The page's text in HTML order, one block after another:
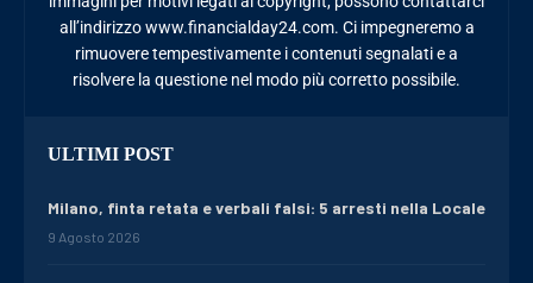
all’indirizzo www.financialday24.com. Ci impegneremo a
rimuovere tempestivamente i contenuti segnalati e a
risolvere la questione nel modo più corretto possibile.
ULTIMI POST
Milano, finta retata e verbali falsi: 5 arresti nella Locale
9 Agosto 2026